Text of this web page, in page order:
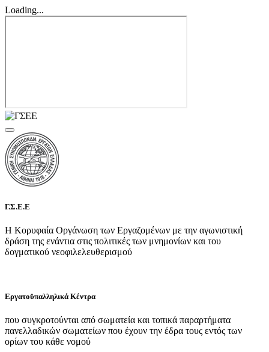
Loading...
Γ.Σ.Ε.Ε
Η Κορυφαία Οργάνωση των Εργαζομένων με την αγωνιστική
δράση της ενάντια στις πολιτικές των μνημονίων και του
δογματικού νεοφιλελευθερισμού
Εργατοϋπαλληλικά Κέντρα
που συγκροτούνται από σωματεία και τοπικά παραρτήματα
πανελλαδικών σωματείων που έχουν την έδρα τους εντός των
ορίων του κάθε νομού